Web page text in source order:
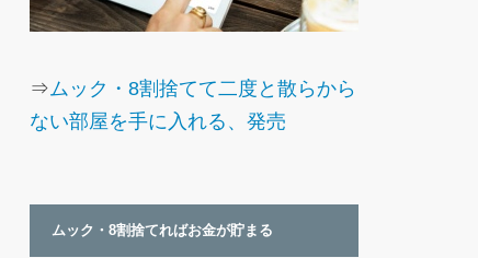
⇒ムック・8割捨てて二度と散らから
ない部屋を手に入れる、発売
ムック・8割捨てればお金が貯まる